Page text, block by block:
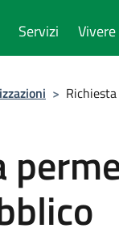
Servizi
>